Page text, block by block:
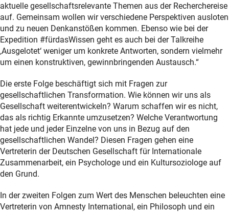
aktuelle gesellschaftsrelevante Themen aus der Recherchereise
auf. Gemeinsam wollen wir verschiedene Perspektiven ausloten
und zu neuen Denkanstößen kommen. Ebenso wie bei der
Expedition #fürdasWissen geht es auch bei der Talkreihe
‚Ausgelotet‘ weniger um konkrete Antworten, sondern vielmehr
um einen konstruktiven, gewinnbringenden Austausch.“
Die erste Folge beschäftigt sich mit Fragen zur
gesellschaftlichen Transformation. Wie können wir uns als
Gesellschaft weiterentwickeln? Warum schaffen wir es nicht,
das als richtig Erkannte umzusetzen? Welche Verantwortung
hat jede und jeder Einzelne von uns in Bezug auf den
gesellschaftlichen Wandel? Diesen Fragen gehen eine
Vertreterin der Deutschen Gesellschaft für Internationale
Zusammenarbeit, ein Psychologe und ein Kultursoziologe auf
den Grund.
In der zweiten Folgen zum Wert des Menschen beleuchten eine
Vertreterin von Amnesty International, ein Philosoph und ein